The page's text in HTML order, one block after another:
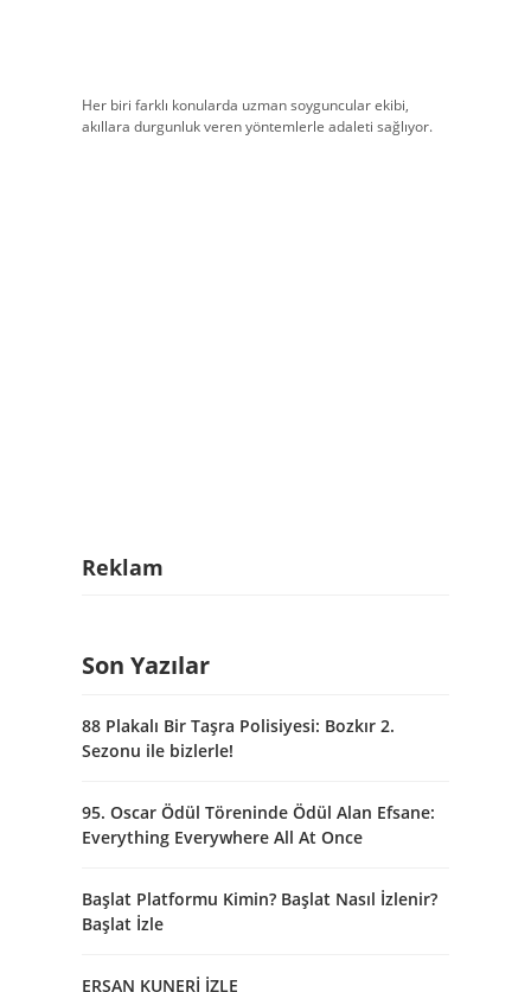
Her biri farklı konularda uzman soyguncular ekibi,
akıllara durgunluk veren yöntemlerle adaleti sağlıyor.
Reklam
Son Yazılar
88 Plakalı Bir Taşra Polisiyesi: Bozkır 2.
Sezonu ile bizlerle!
95. Oscar Ödül Töreninde Ödül Alan Efsane:
Everything Everywhere All At Once
Başlat Platformu Kimin? Başlat Nasıl İzlenir?
Başlat İzle
ERŞAN KUNERİ İZLE